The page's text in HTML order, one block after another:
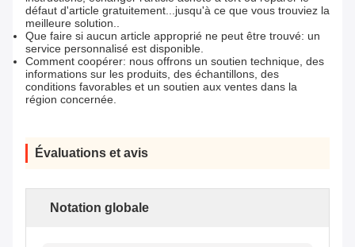
défaut d'article gratuitement...jusqu'à ce que vous trouviez la
meilleure solution..
Que faire si aucun article approprié ne peut être trouvé: un
service personnalisé est disponible.
Comment coopérer: nous offrons un soutien technique, des
informations sur les produits, des échantillons, des
conditions favorables et un soutien aux ventes dans la
région concernée.
Évaluations et avis
Notation globale